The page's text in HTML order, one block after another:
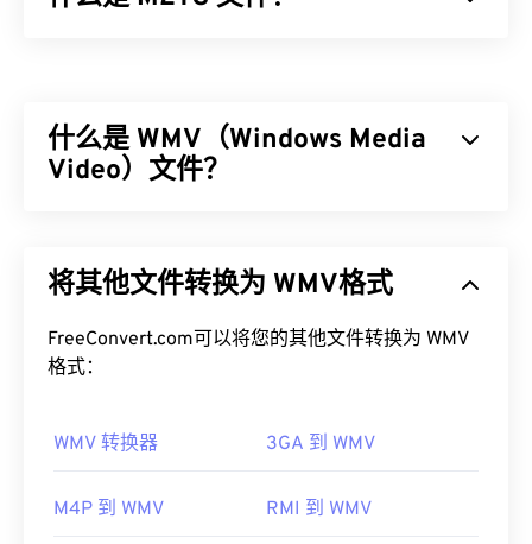
用。它还支持通过互联网进行流媒体内容传输。
VLC 媒体播放器或Picture Motion 浏览器软件
Linux 或 Mac OS X 上，使用
VLC 媒体播放器
M2TS 支持章节、字幕、副标题、元数据标签和菜
单。
的“2”，使其成为 MTS。更多详细信息，请参阅
LifeWire.com 此
上第一个“说明”中的
以解决任何兼容性问题。
什么是 WMV（Windows Media
Video）文件？
生成易于管理的文件，同时保持视频质量。一种称为
文件。
大多数媒体播放器都可以打开和读取 WMV（和
Microsoft Windows Media Player。WMV
将其他文件转换为 WMV格式
FreeConvert.com可以将您的其他文件转换为 WMV
格式：
WMV 转换器 3GA 到 WMV
M4P 到 WMV RMI 到 WMV